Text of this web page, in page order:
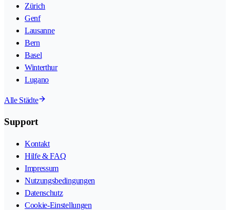
Zürich
Genf
Lausanne
Bern
Basel
Winterthur
Lugano
Alle Städte
Support
Kontakt
Hilfe & FAQ
Impressum
Nutzungsbedingungen
Datenschutz
Cookie-Einstellungen